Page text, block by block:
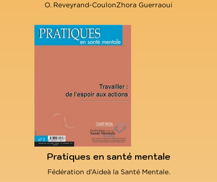
O. Reveyrand-CoulonZhora Guerraoui
Pratiques en santé mentale
Fédération d’Aideà la Santé Mentale.